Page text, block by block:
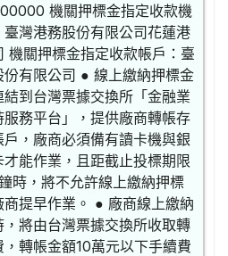
機關押標金指定收款機
臺灣港務股份有限公司花蓮港
機關押標金指定收款帳戶：臺
份有限公司 ● 線上繳納押標金
結到台灣票據交換所「金融業
服務平台」，提供廠商轉帳存
戶，廠商必須備有讀卡機與銀
才能作業，且距截止投標期限
時，將不允許線上繳納押標
商提早作業。 ● 廠商線上繳納
，將由台灣票據交換所收取轉
，轉帳金額10萬元以下手續費